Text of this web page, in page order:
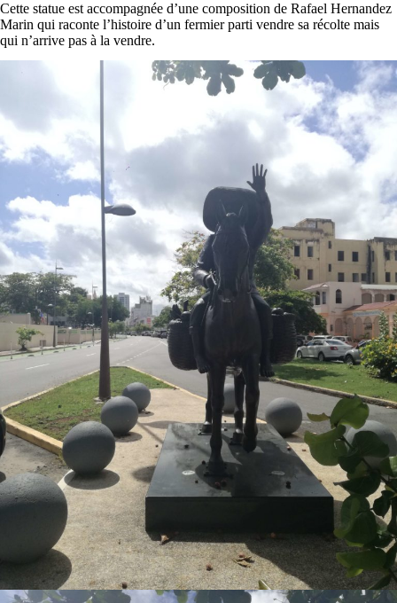
Cette statue est accompagnée d’une composition de Rafael Hernandez
Marin qui raconte l’histoire d’un fermier parti vendre sa récolte mais
qui n’arrive pas à la vendre.